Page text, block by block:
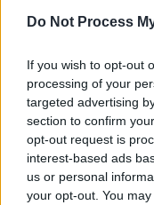
Do Not Process
If you wish to opt-out
processing of your
targeted advertising
section to confirm
opt-out request is
interest-based ads
us or personal
your opt-out. You
εξαιρετικής
ευ ζην»
Αξιοποίησης
Αριστοτέλη
Βαλσαμής, στο
Αριστοτελικού
της Κυριακής